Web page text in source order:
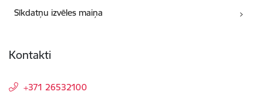
Sīkdatņu izvēles maiņa
Kontakti
+371 26532100